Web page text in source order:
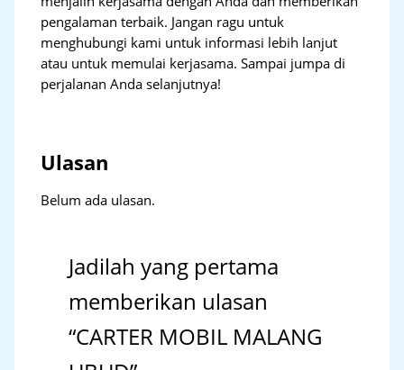
pengalaman terbaik. Jangan ragu untuk
menghubungi kami untuk informasi lebih lanjut
atau untuk memulai kerjasama. Sampai jumpa di
perjalanan Anda selanjutnya!
Ulasan
Belum ada ulasan.
Jadilah yang pertama
memberikan ulasan
“CARTER MOBIL MALANG